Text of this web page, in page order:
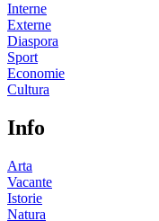
Interne
Externe
Diaspora
Sport
Economie
Cultura
Info
Arta
Vacante
Istorie
Natura